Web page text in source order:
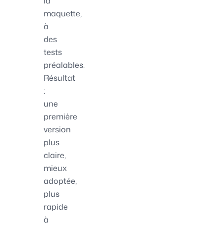
maquette,
à
des
tests
préalables.
Résultat
:
une
première
version
plus
claire,
mieux
adoptée,
plus
rapide
à